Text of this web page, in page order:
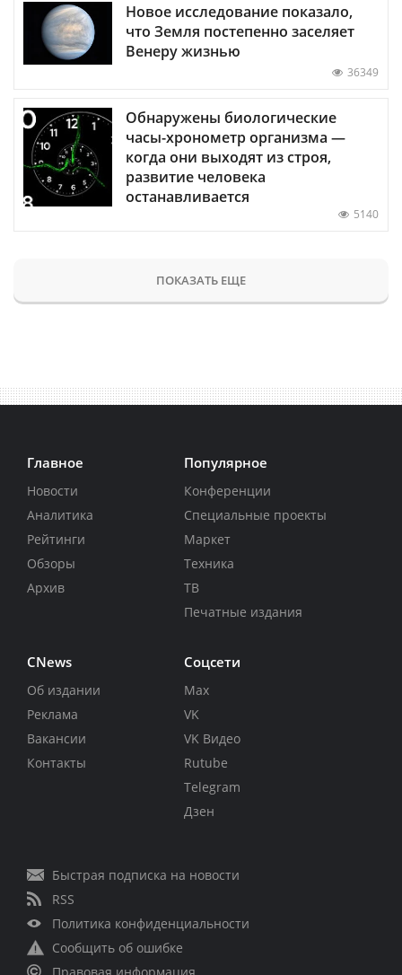
Новое исследование показало,
что Земля постепенно заселяет
Венеру жизнью
36349
Обнаружены биологические
часы-хронометр организма —
когда они выходят из строя,
развитие человека
останавливается
5140
ПОКАЗАТЬ ЕЩЕ
Главное
Новости
Аналитика
Рейтинги
Обзоры
Архив
Популярное
Конференции
Специальные проекты
Маркет
Техника
ТВ
Печатные издания
CNews
Об издании
Реклама
Вакансии
Контакты
Соцсети
Max
VK
VK Видео
Rutube
Telegram
Дзен
Быстрая подписка на новости
RSS
Политика конфиденциальности
Сообщить об ошибке